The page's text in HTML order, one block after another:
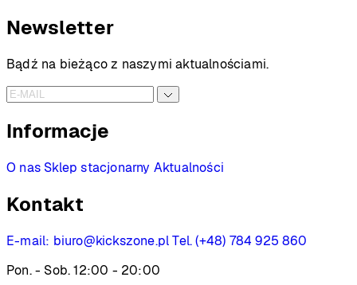
Newsletter
Bądź na bieżąco z naszymi aktualnościami.
Informacje
O nas Sklep stacjonarny Aktualności
Kontakt
E-mail: biuro@kickszone.pl Tel. (+48) 784 925 860
Pon. - Sob. 12:00 - 20:00